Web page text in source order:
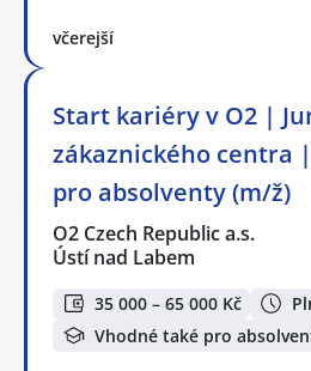
včerejší
Start kariéry v O2 |
zákaznického centra
pro absolventy (m/ž)
O2 Czech Republic a.s.
Ústí nad Labem
35 000 – 65 000 Kč
Vhodné také pro